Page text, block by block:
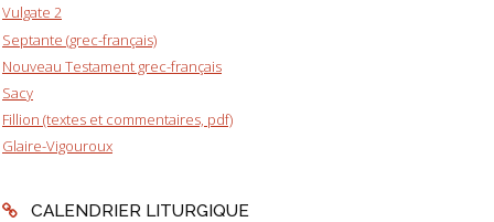
Vulgate 2
Septante (grec-français)
Nouveau Testament grec-français
Sacy
Fillion (textes et commentaires, pdf)
Glaire-Vigouroux
CALENDRIER LITURGIQUE